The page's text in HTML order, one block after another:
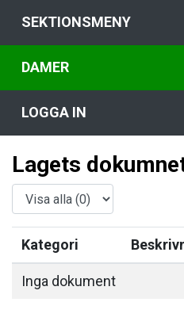
SEKTIONSMENY
DAMER
LOGGA IN
Lagets
Kategori
Inga dokument